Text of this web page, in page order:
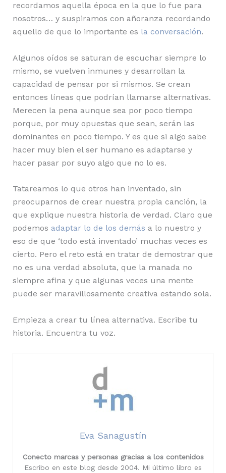
recordamos aquella época en la que lo fue para
nosotros… y suspiramos con añoranza recordando
aquello de que lo importante es la conversación.
Algunos oídos se saturan de escuchar siempre lo
mismo, se vuelven inmunes y desarrollan la
capacidad de pensar por si mismos. Se crean
entonces líneas que podrían llamarse alternativas.
Merecen la pena aunque sea por poco tiempo
porque, por muy opuestas que sean, serán las
dominantes en poco tiempo. Y es que si algo sabe
hacer muy bien el ser humano es adaptarse y
hacer pasar por suyo algo que no lo es.
Tatareamos lo que otros han inventado, sin
preocuparnos de crear nuestra propia canción, la
que explique nuestra historia de verdad. Claro que
podemos adaptar lo de los demás a lo nuestro y
eso de que ‘todo está inventado’ muchas veces es
cierto. Pero el reto está en tratar de demostrar que
no es una verdad absoluta, que la manada no
siempre afina y que algunas veces una mente
puede ser maravillosamente creativa estando sola.
Empieza a crear tu línea alternativa. Escribe tu
historia. Encuentra tu voz.
Eva Sanagustín
Conecto marcas y personas gracias a los contenidos
Escribo en este blog desde 2004. Mi último libro es